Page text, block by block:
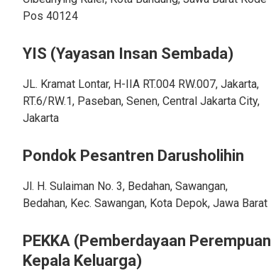
Pos 40124
YIS (Yayasan Insan Sembada)
JL. Kramat Lontar, H-IIA RT.004 RW.007, Jakarta,
RT.6/RW.1, Paseban, Senen, Central Jakarta City,
Jakarta
Pondok Pesantren Darusholihin
Jl. H. Sulaiman No. 3, Bedahan, Sawangan,
Bedahan, Kec. Sawangan, Kota Depok, Jawa Barat
PEKKA (Pemberdayaan Perempuan
Kepala Keluarga)